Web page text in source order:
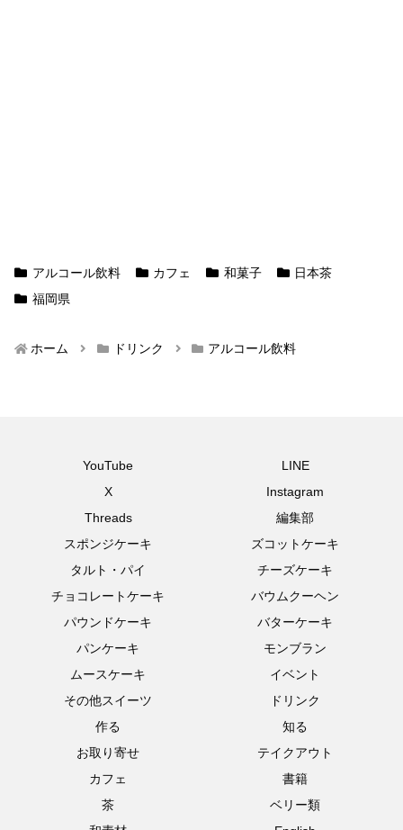
アルコール飲料 カフェ 和菓子
日本茶
福岡県
ホーム ドリンク アルコール飲料
YouTube
LINE
X
Instagram
Threads
編集部
スポンジケーキ
ズコットケーキ
タルト・パイ
チーズケーキ
チョコレートケーキ
バウムクーヘン
パウンドケーキ
バターケーキ
パンケーキ
モンブラン
ムースケーキ
イベント
その他スイーツ
ドリンク
作る
知る
お取り寄せ
テイクアウト
カフェ
書籍
茶
ベリー類